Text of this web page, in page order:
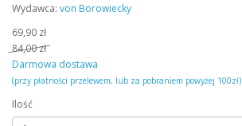
Wydawca: von Borowiecky
69,90 zł
84,00 zł
Darmowa dostawa
(przy płatności przelewem, lub za pobraniem powyżej 100zł)
Ilość